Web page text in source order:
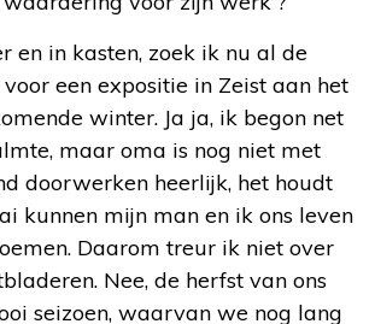
en in kasten, zoek ik nu al de
een expositie in Zeist aan het
winter. Ja ja, ik begon net
maar oma is nog niet met
doorwerken heerlijk, het houdt
kunnen mijn man en ik ons leven
Daarom treur ik niet over
Nee, de herfst van ons
seizoen, waarvan we nog lang